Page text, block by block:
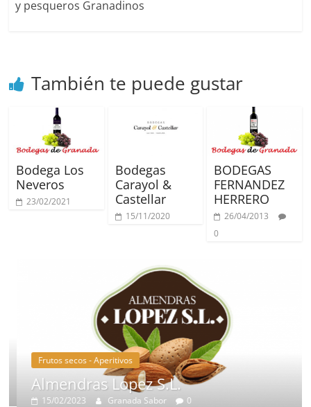
y pesqueros Granadinos
También te puede gustar
Bodega Los
Neveros
23/02/2021
Bodegas
Carayol &
Castellar
15/11/2020
BODEGAS
FERNANDEZ
HERRERO
26/04/2013
0
Frutos secos - Aperitivos
Almendras Lopez S.L.
15/02/2023 Granada Sabor 0